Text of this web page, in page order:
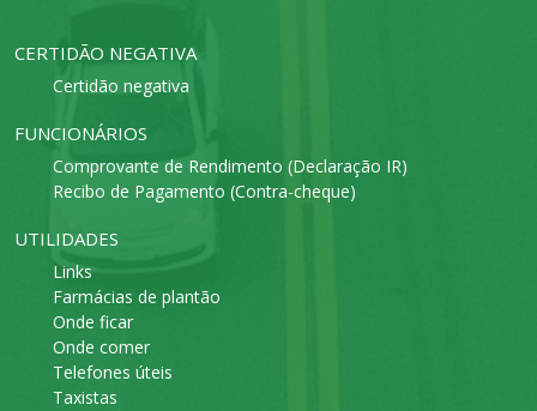
CERTIDÃO NEGATIVA
Certidão negativa
FUNCIONÁRIOS
Comprovante de Rendimento (Declaração IR)
Recibo de Pagamento (Contra-cheque)
UTILIDADES
Links
Farmácias de plantão
Onde ficar
Onde comer
Telefones úteis
Taxistas